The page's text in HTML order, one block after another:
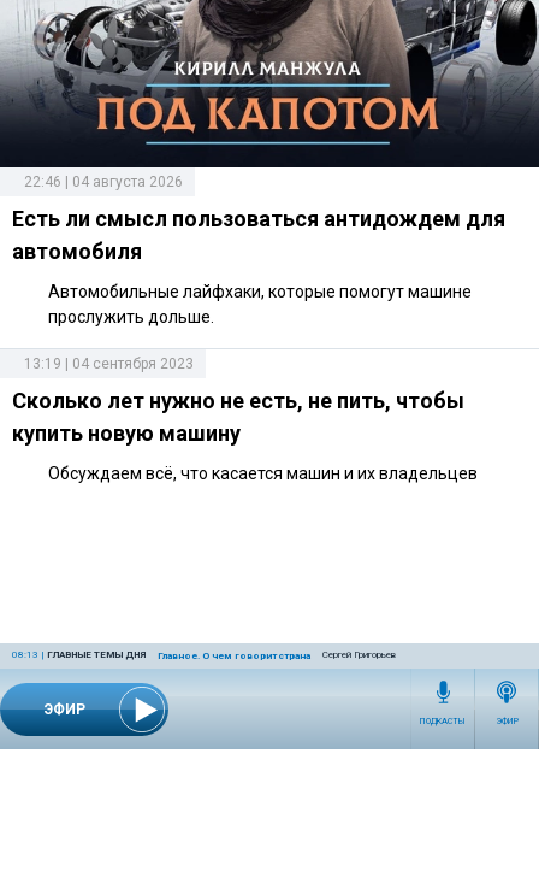
ЭФИР
08:13 | ГЛАВНЫЕ ТЕМЫ ДНЯ Главное. О чем говорит страна Сергей Григорьев
ПОДКАСТЫ ЭФИР
22:46 | 04 августа 2026
Есть ли смысл пользоваться антидождем для
автомобиля
Автомобильные лайфхаки, которые помогут машине
прослужить дольше.
13:19 | 04 сентября 2023
Сколько лет нужно не есть, не пить, чтобы
купить новую машину
Обсуждаем всё, что касается машин и их владельцев